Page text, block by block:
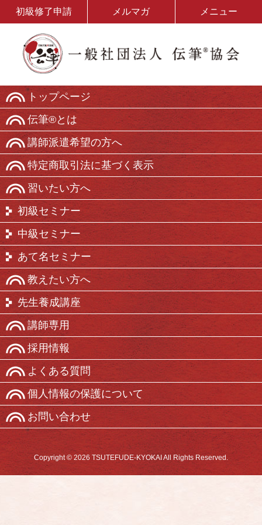
初級修了申請 メルマガ メニュー
トップページ
伝筆®とは
講師派遣希望の方へ
特定商取引法に基づく表示
習いたい方へ
初級セミナー
中級セミナー
あて名セミナー
教えたい方へ
先生養成講座
講師専用
採用情報
よくある質問
個人情報の保護について
お問い合わせ
Copyright © 2026 TSUTEFUDE-KYOKAI All Rights Reserved.